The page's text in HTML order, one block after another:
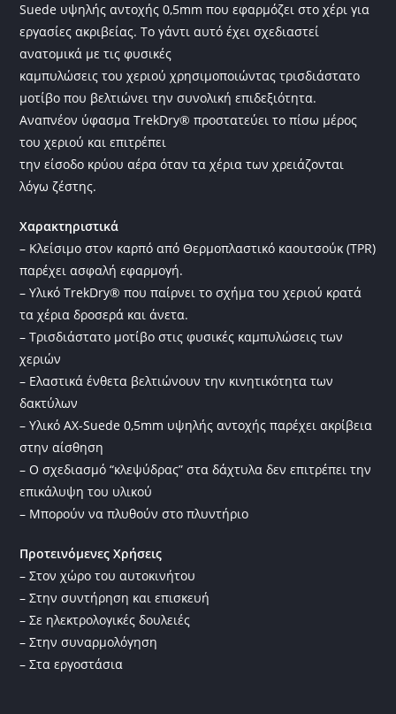
Suede υψηλής αντοχής 0,5mm που εφαρμόζει στο χέρι για
εργασίες ακριβείας. Το γάντι αυτό έχει σχεδιαστεί
ανατομικά με τις φυσικές
καμπυλώσεις του χεριού χρησιμοποιώντας τρισδιάστατο
μοτίβο που βελτιώνει την συνολική επιδεξιότητα.
Αναπνέον ύφασμα TrekDry® προστατεύει το πίσω μέρος
του χεριού και επιτρέπει
την είσοδο κρύου αέρα όταν τα χέρια των χρειάζονται
λόγω ζέστης.
Χαρακτηριστικά
– Κλείσιμο στον καρπό από Θερμοπλαστικό καουτσούκ (TPR)
παρέχει ασφαλή εφαρμογή.
– Υλικό TrekDry® που παίρνει το σχήμα του χεριού κρατά
τα χέρια δροσερά και άνετα.
– Τρισδιάστατο μοτίβο στις φυσικές καμπυλώσεις των
χεριών
– Ελαστικά ένθετα βελτιώνουν την κινητικότητα των
δακτύλων
– Υλικό AX-Suede 0,5mm υψηλής αντοχής παρέχει ακρίβεια
στην αίσθηση
– Ο σχεδιασμό “κλεψύδρας” στα δάχτυλα δεν επιτρέπει την
επικάλυψη του υλικού
– Μπορούν να πλυθούν στο πλυντήριο
Προτεινόμενες Χρήσεις
– Στον χώρο του αυτοκινήτου
– Στην συντήρηση και επισκευή
– Σε ηλεκτρολογικές δουλειές
– Στην συναρμολόγηση
– Στα εργοστάσια